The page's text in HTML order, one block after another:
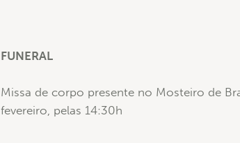
FUNERAL
Missa de corpo presente no Mosteiro de
fevereiro, pelas 14:30h